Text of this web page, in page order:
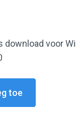
download voor
toe